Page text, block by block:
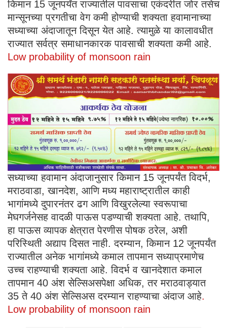
किमान 15 जूनपर्यंत राज्यातील पावसाचा एकंदरीत जोर तसेच
मान्सूनच्या प्रगतीचा वेग कमी होण्याची शक्यता हवामानाच्या
सध्याच्या अंदाजातून दिसून येत आहे. त्यामुळे या कालावधीत
राज्यात सर्वत्र समाधानकारक पावसाची शक्यता कमी आहे.
Low probability of monsoon rain
सध्याच्या हवामान अंदाजानुसार किमान 15 जूनपर्यंत विदर्भ,
मराठवाडा, खानदेश, आणि मध्य महाराष्ट्रातील काही
भागांमध्ये दुपारनंतर ढग आणि विखुरलेल्या स्वरूपाचा
मेघगर्जनेसह वादळी पाऊस पडण्याची शक्यता आहे. तथापि,
हा पाऊस व्यापक क्षेत्रात पेरणीस पोषक ठरेल, अशी
परिस्थिती अद्याप दिसत नाही. दरम्यान, किमान 12 जूनपर्यंत
राज्यातील अनेक भागांमध्ये कमाल तापमान सध्याप्रमाणेच
उच्च राहण्याची शक्यता आहे. विदर्भ व खानदेशात कमाल
तापमान 40 अंश सेल्सिअसपेक्षा अधिक, तर मराठवाड्यात
35 ते 40 अंश सेल्सिअस दरम्यान राहण्याचा अंदाज आहे.
Low probability of monsoon rain